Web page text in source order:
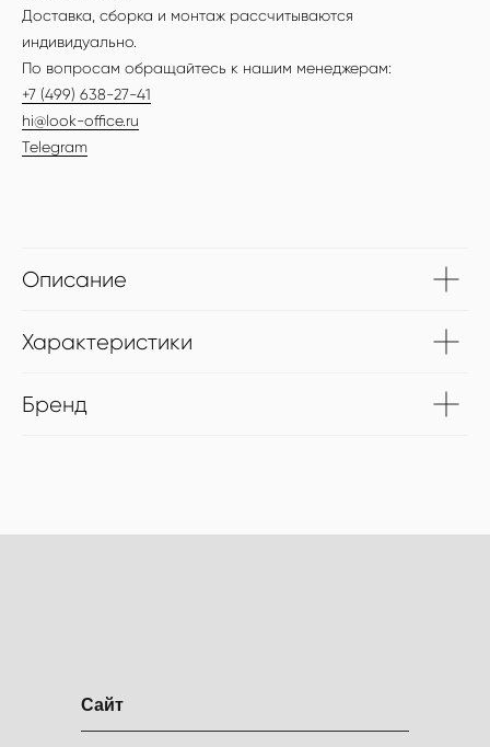
Доставка, сборка и монтаж рассчитываются
индивидуально.
По вопросам обращайтесь к нашим менеджерам:
+7 (499) 638-27-41
hi@look-office.ru
Telegram
Описание
Характеристики
Бренд
Сайт